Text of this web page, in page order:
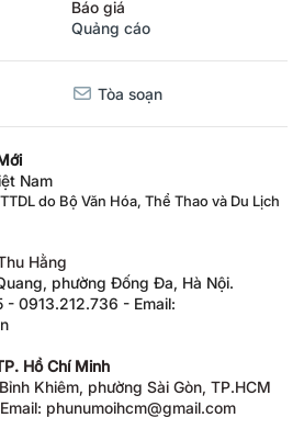
Báo giá
Quảng cáo
Tòa soạn
Nam
do Bộ Văn Hóa, Thể Thao và Du Lịch
Hằng
phường Đống Đa, Hà Nội.
0913.212.736 - Email:
Hồ Chí Minh
Khiêm, phường Sài Gòn, TP.HCM
phunumoihcm@gmail.com